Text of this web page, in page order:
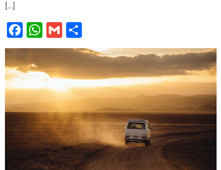
[…]
Facebook
WhatsApp
Gmail